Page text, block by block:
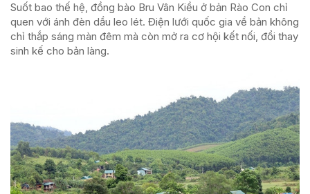
Suốt bao thế hệ, đồng bào Bru Vân Kiều ở bản Rào Con chỉ
quen với ánh đèn dầu leo lét. Điện lưới quốc gia về bản không
chỉ thắp sáng màn đêm mà còn mở ra cơ hội kết nối, đổi thay
sinh kế cho bản làng.